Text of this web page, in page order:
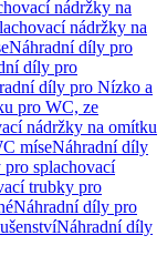
nádržky na
nádržky na
Náhradní díly pro
díly pro
díly pro Nízko a
pro WC, ze
nádržky na omítku
míseNáhradní díly
splachovací
trubky pro
Náhradní díly pro
Náhradní díly